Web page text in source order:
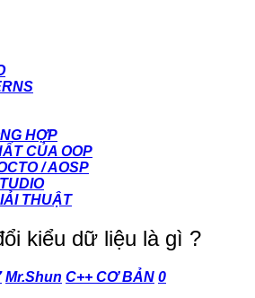
HỢP
CỦA OOP
/ AOSP
THUẬT
kiểu dữ liệu là gì ?
Mr.Shun C++ CƠ BẢN 0